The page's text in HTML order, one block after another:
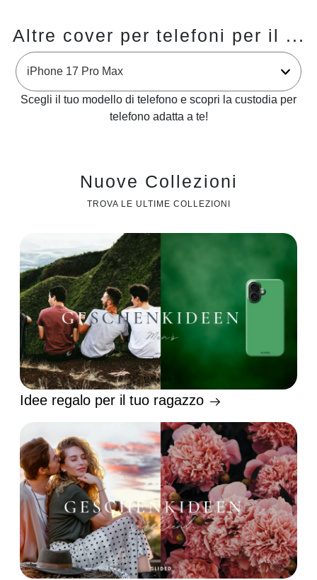
Altre cover per telefoni per il ...
Scegli il tuo modello di telefono e scopri la custodia per
telefono adatta a te!
Nuove Collezioni
TROVA LE ULTIME COLLEZIONI
Idee regalo per il tuo ragazzo